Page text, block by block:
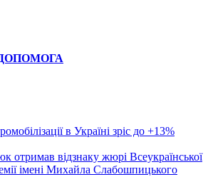
в Україні зріс до +13%
отримав відзнаку жюрі Всеукраїнської
імені Михайла Слабошпицького